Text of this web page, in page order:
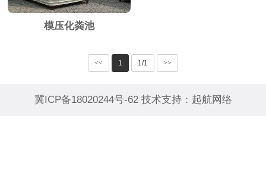
模压化粪池
<< 1 1/1 >>
冀ICP备18020244号-62技术支持： 起航网络